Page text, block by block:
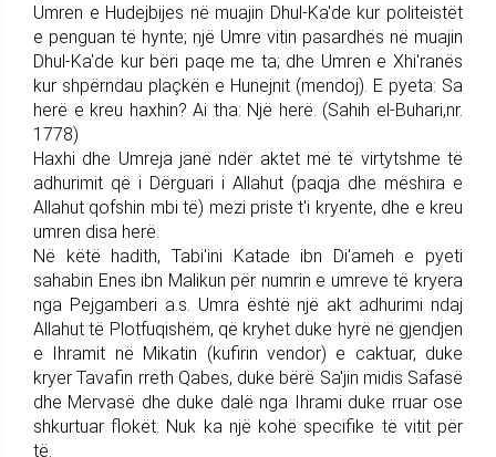
Umren e Hudejbijes në muajin Dhul-Ka'de kur politeistët
e penguan të hynte; një Umre vitin pasardhës në muajin
Dhul-Ka'de kur bëri paqe me ta; dhe Umren e Xhi'ranës
kur shpërndau plaçkën e Hunejnit (mendoj). E pyeta: Sa
herë e kreu haxhin? Ai tha: Një herë. (Sahih el-Buhari,nr.
1778)
Haxhi dhe Umreja janë ndër aktet më të virtytshme të
adhurimit që i Dërguari i Allahut (paqja dhe mëshira e
Allahut qofshin mbi të) mezi priste t'i kryente, dhe e kreu
umren disa herë.
Në këtë hadith, Tabi'ini Katade ibn Di'ameh e pyeti
sahabin Enes ibn Malikun për numrin e umreve të kryera
nga Pejgamberi a.s. Umra është një akt adhurimi ndaj
Allahut të Plotfuqishëm, që kryhet duke hyrë në gjendjen
e Ihramit në Mikatin (kufirin vendor) e caktuar, duke
kryer Tavafin rreth Qabes, duke bërë Sa'jin midis Safasë
dhe Mervasë dhe duke dalë nga Ihrami duke rruar ose
shkurtuar flokët. Nuk ka një kohë specifike të vitit për
të.